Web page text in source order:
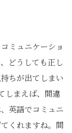
ミュニケーショ
どうしても正し
ちが出てしまい
しまえば、間違
英語でコミュニ
くれますね。間